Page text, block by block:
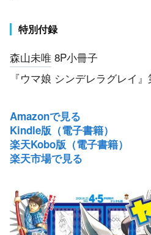
特別付録
森山未唯 8P小冊子
『ウマ娘 シンデレラグレイ
Amazonで見る
Kindle版（電子書籍）
楽天Kobo版（電子書籍）
楽天市場で見る